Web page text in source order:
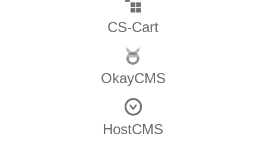
CS-Cart
OkayCMS
HostCMS